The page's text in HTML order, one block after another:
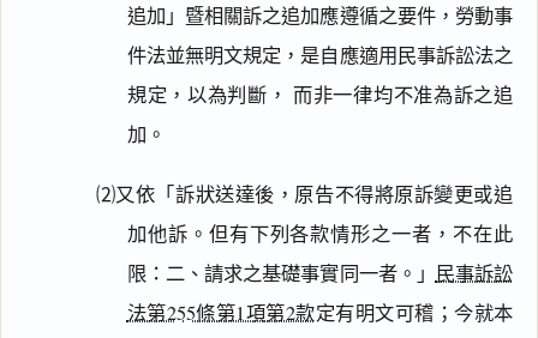
追加」暨相關訴之追加應遵循之要件，勞動事
件法並無明文規定，是自應適用民事訴訟法之
規定，以為判斷， 而非一律均不准為訴之追
加。
⑵又依「訴狀送達後，原告不得將原訴變更或追
加他訴。但有下列各款情形之一者，不在此
限：二、請求之基礎事實同一者。」 民事訴訟
法第255條第1項第2款定有明文可稽；今就本